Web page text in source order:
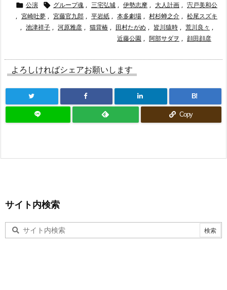
 公演  グループ魂 , 三宅弘城 , 伊勢志摩 , 大人計画 , 宍戸美和公
, 宮崎吐夢 , 宮藤官九郎 , 平岩紙 , 本多劇場 , 村杉蝉之介 , 松尾スズキ
, 池津祥子 , 河原雅彦 , 猫背椿 , 田村たがめ , 皆川猿時 , 荒川良々 ,
近藤公園 , 阿部サダヲ , 顔田顔彦
よろしければシェアお願いします
B!
Copy
サイト内検索